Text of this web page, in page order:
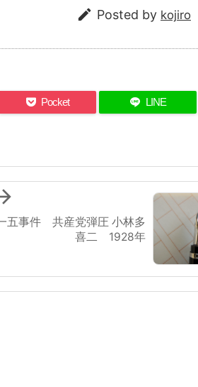
 Posted by kojiro
Pocket LINE
五事件 共産党弾圧 小林多
喜二 1928年